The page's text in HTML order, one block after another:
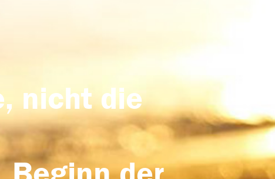
nicht die